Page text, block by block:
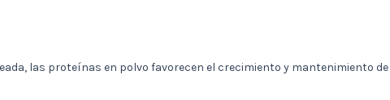
las proteínas en polvo favorecen el crecimiento y mantenimiento